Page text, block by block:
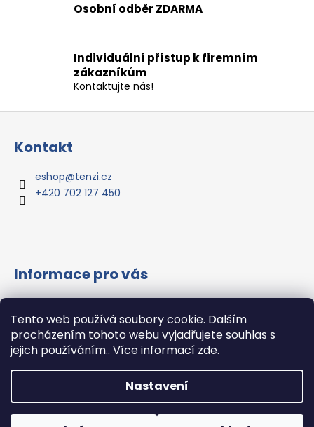
Tento web používá soubory cookie. Dalším
procházením tohoto webu vyjadřujete souhlas s
jejich používáním.. Více informací zde.
Nastavení
v
v
s
Osobní odběr ZDARMA
Individuální přístup k firemním
zákazníkům
Kontaktujte nás!
Kontakt
eshop@tenzi.cz
+420 702 127 450
Informace pro vás
Všeobecné obchodní podmínky
Podmínky ochrany osobních údajů
Hodnocení obchodu
Copyright 2026Tenzi.CZ s.r.o.. Všechna práva